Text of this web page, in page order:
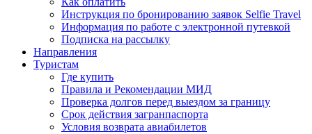
Инструкция по бронированию заявок Selfie Travel
Информация по работе с электронной путевкой
Подписка на рассылку
Направления
Туристам
Где купить
Правила и Рекомендации МИД
Проверка долгов перед выездом за границу
Срок действия загранпаспорта
Условия возврата авиабилетов